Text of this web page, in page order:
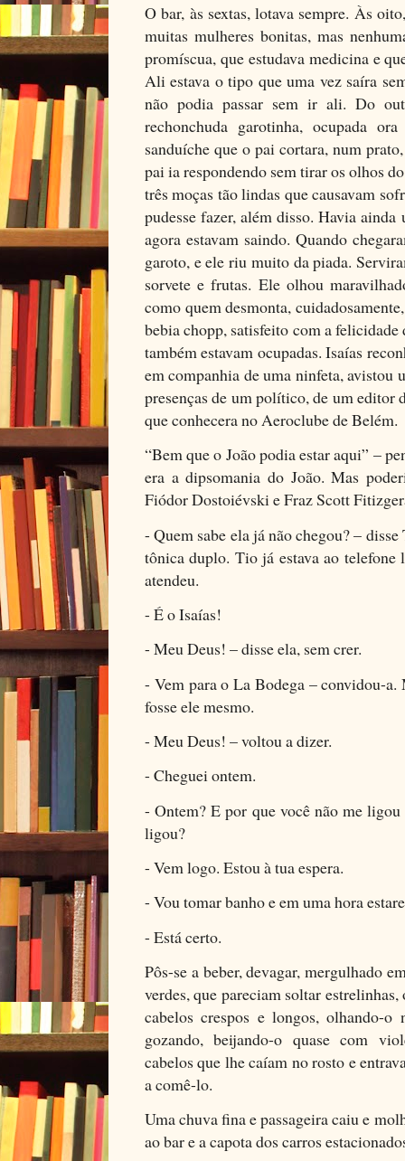
O bar, às sextas, lotava sempre. Às
muitas mulheres bonitas, mas
promíscua, que estudava medicina e
Ali estava o tipo que uma vez saíra
não podia passar sem ir ali. Do
rechonchuda garotinha, ocupada
sanduíche que o pai cortara, num
pai ia respondendo sem tirar os olhos
três moças tão lindas que causavam
pudesse fazer, além disso. Havia
agora estavam saindo. Quando
garoto, e ele riu muito da piada.
sorvete e frutas. Ele olhou
como quem desmonta,
bebia chopp, satisfeito com a felicidade
também estavam ocupadas. Isaías
em companhia de uma ninfeta, avistou
presenças de um político, de um editor
que conhecera no Aeroclube de Belém.
“Bem que o João podia estar aqui” –
era a dipsomania do João. Mas
Fiódor Dostoiévski e Fraz Scott
- Quem sabe ela já não chegou? –
tônica duplo. Tio já estava ao telefone
atendeu.
- É o Isaías!
- Meu Deus! – disse ela, sem crer.
- Vem para o La Bodega – convidou-
fosse ele mesmo.
- Meu Deus! – voltou a dizer.
- Cheguei ontem.
- Ontem? E por que você não me
ligou?
- Vem logo. Estou à tua espera.
- Vou tomar banho e em uma hora
- Está certo.
Pôs-se a beber, devagar, mergulhado
verdes, que pareciam soltar
cabelos crespos e longos, olhando-o
gozando, beijando-o quase com
cabelos que lhe caíam no rosto e
a comê-lo.
Uma chuva fina e passageira caiu e
ao bar e a capota dos carros